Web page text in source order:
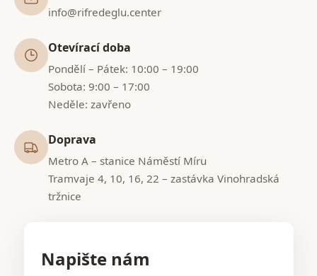
info@rifredeglu.center
Otevírací doba
Pondělí – Pátek: 10:00 – 19:00
Sobota: 9:00 – 17:00
Neděle: zavřeno
Doprava
Metro A – stanice Náměstí Míru
Tramvaje 4, 10, 16, 22 – zastávka Vinohradská
tržnice
Napište nám